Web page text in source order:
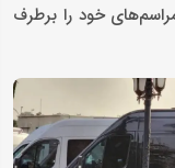
خود را برطرف